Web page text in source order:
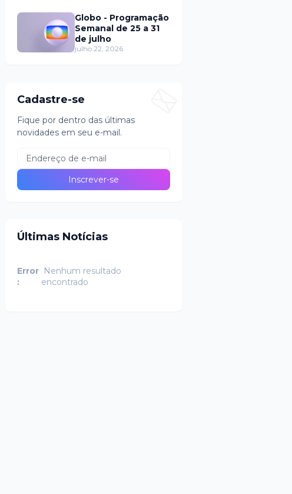
domingo (2)
Globo - Programação
Semanal de 25 a 31
de julho
julho 22, 2026
Cadastre-se
Fique por dentro das últimas
novidades em seu e-mail.
Últimas Notícias
Error
:
Nenhum resultado
encontrado